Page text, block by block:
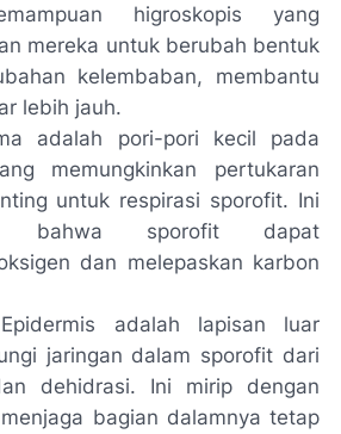
higroskopis yang
mereka untuk berubah bentuk
kelembaban, membantu
lebih jauh.
adalah pori-pori kecil pada
memungkinkan pertukaran
untuk respirasi sporofit. Ini
bahwa sporofit dapat
dan melepaskan karbon
adalah lapisan luar
jaringan dalam sporofit dari
dehidrasi. Ini mirip dengan
bagian dalamnya tetap